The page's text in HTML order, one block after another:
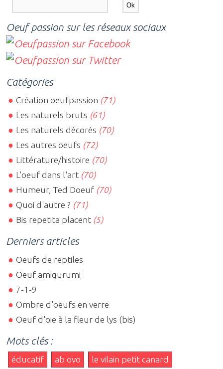
Oeuf passion sur les réseaux sociaux
Catégories
Création oeufpassion (71)
Les naturels bruts (61)
Les naturels décorés (70)
Les autres oeufs (72)
Littérature/histoire (70)
L'oeuf dans l'art (70)
Humeur, Ted Doeuf (70)
Quoi d'autre ? (71)
Bis repetita placent (5)
Derniers articles
Oeufs de reptiles
Oeuf amigurumi
7-1-9
Ombre d'oeufs en verre
Oeuf d'oie à la fleur de lys (bis)
Mots clés :
éducatif ab ovo
le vilain petit canard